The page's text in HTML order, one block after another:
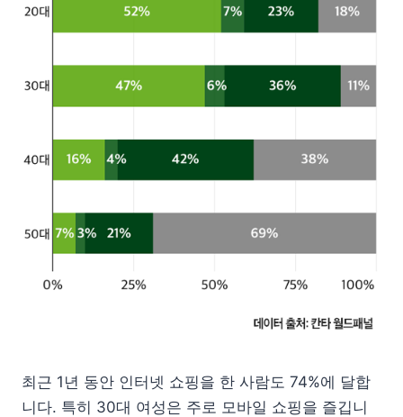
최근 1년 동안 인터넷 쇼핑을 한 사람도 74%에 달합
니다. 특히 30대 여성은 주로 모바일 쇼핑을 즐깁니